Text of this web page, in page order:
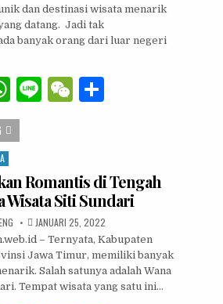
dan destinasi wisata menarik
datang. Jadi tak
banyak orang dari luar negeri
W
h
at
A
p
p
Li W
at
SAJIKAN PEMANDANGAN MEMPESONA, 6 DESTINASI
Romantis di Tengah
Wisata Siti Sundari
PUBLISHED DATE:
JANUARI 25, 2022
– Ternyata, Kabupaten
Jawa Timur, memiliki banyak
Salah satunya adalah Wana
Tempat wisata yang satu ini…